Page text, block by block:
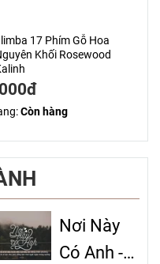
17 Phím Gỗ Hoa
Khối Rosewood
Còn hàng
Nơi Này
Có Anh -